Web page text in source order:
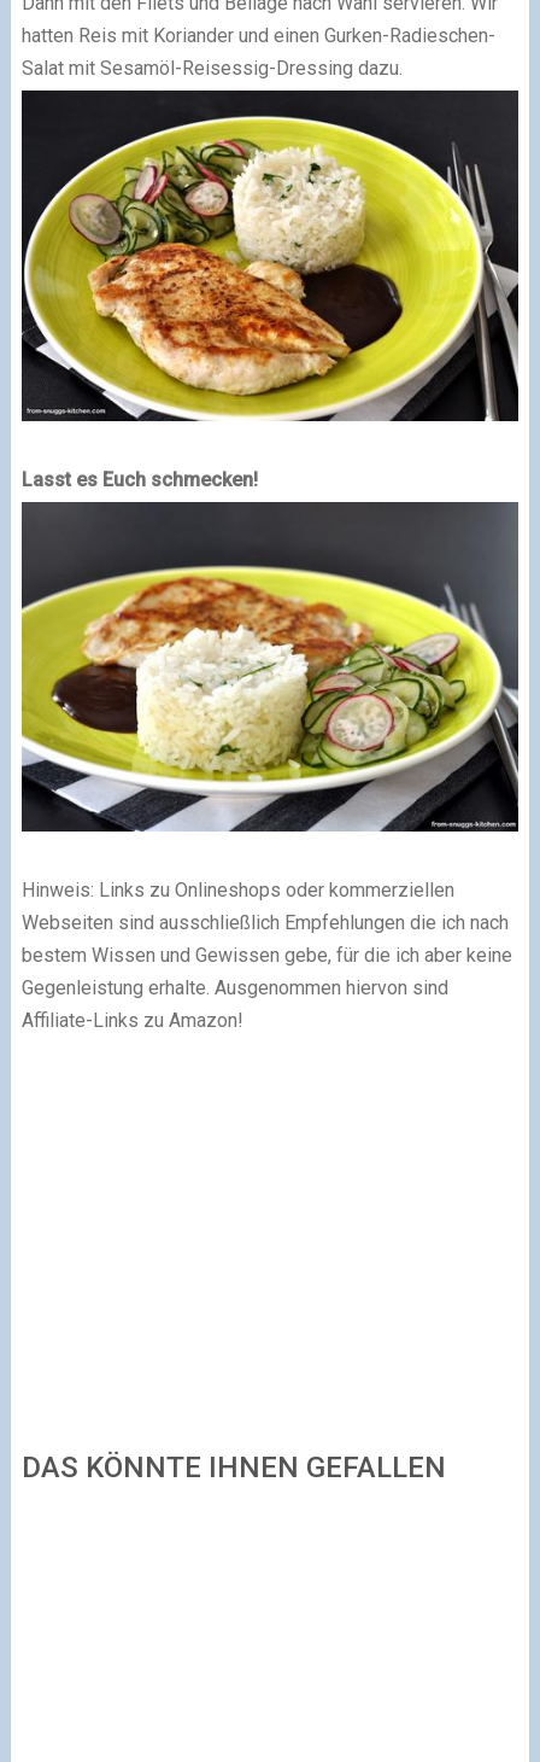
hatten Reis mit Koriander und einen Gurken-Radieschen-
Salat mit Sesamöl-Reisessig-Dressing dazu.
Lasst es Euch schmecken!
Hinweis: Links zu Onlineshops oder kommerziellen
Webseiten sind ausschließlich Empfehlungen die ich nach
bestem Wissen und Gewissen gebe, für die ich aber keine
Gegenleistung erhalte. Ausgenommen hiervon sind
Affiliate-Links zu Amazon!
DAS KÖNNTE IHNEN GEFALLEN